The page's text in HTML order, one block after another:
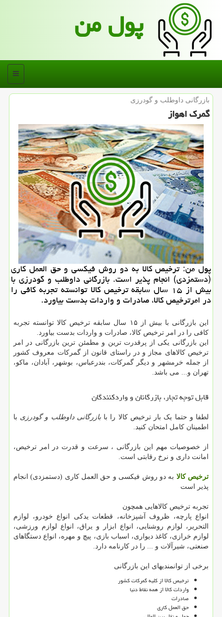
پول من
منو
بازرگانی داوطلب و گودرزی
گمرك اهواز
پول من: ترخیص كالا به دو روش فیكسی و حق العمل كاری
(دستمزدی) انجام پذیر است. بازرگانی داوطلب و گودرزی با
بیش از ۱۵ سال سابقه ترخیص كالا توانسته تجربه كافی را
در امرترخیص كالا، صادرات و واردات بدست بیاورد.
این بازرگانی با بیش از ۱۵ سال سابقه ترخیص کالا توانسته تجربه
کافی را در امر ترخیص کالا، صادرات و واردات بدست بیاورد.
این بازرگانی یکی از پرقدرت ترین و مطمئن ترین بازرگانی در امر
ترخیص کالاهای مجاز و در راستای قانون از گمرکات معروف کشور
از جمله خرمشهر و دیگر گمرکات، بندرعباس، بوشهر، آبادان، ماکو،
تهران و... می باشد.
قابل توجه تجار، بازرگانان و واردکنندگان
لطفا و حتما یک بار ترخیص کالا را بابازرگانی داوطلب و گودرزی با
اطمینان کامل امتحان کنید.
از خصوصیات مهم این بازرگانی ، سرعت و قدرت در امر ترخیص،
امانت داری و نرخ رقابتی است.
ترخیص کالا به دو روش فیکسی و حق العمل کاری (دستمزدی) انجام
پذیر است
تجربه ترخیص کالاهایی همچون
انواع پارچه، ظروف آشپزخانه، قطعات یدکی انواع خودرو، لوازم
التحریر، لوازم روشنایی، انواع ابزار و یراق، انواع لوازم ورزشی،
لوازم خرازی، کاغذ دیواری، اسباب بازی، پیچ و مهره، انواع دستگاهای
صنعتی، شیرآلات و ... را در کارنامه دارد.
برخی از توانمندیهای این بازرگانی
ترخیص کالا از کلیه گمرکات کشور
واردات کالا از همه نقاط دنیا
صادرات
حق العمل کاری